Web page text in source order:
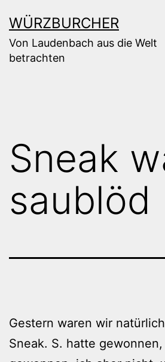
Inhalt
springen
WÜRZBURCHER
Von Laudenbach aus die Welt
betrachten
Sneak
saublöd
Gestern waren wir
Sneak. S. hatte